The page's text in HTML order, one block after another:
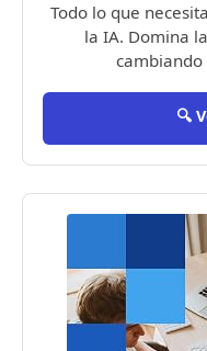
Todo lo que
la IA. Domina
🔍